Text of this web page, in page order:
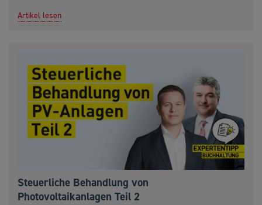
Artikel lesen
Steuerliche Behandlung von
Photovoltaikanlagen Teil 2